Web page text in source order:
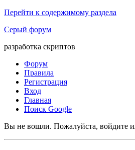
Перейти к содержимому раздела
Серый форум
разработка скриптов
Форум
Правила
Регистрация
Вход
Главная
Поиск Google
Вы не вошли. Пожалуйста, войдите